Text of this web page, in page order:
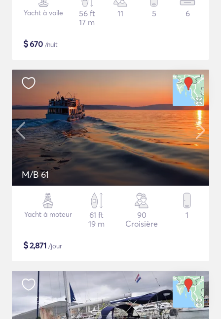
Yacht à voile
56 ft
17 m
11 5 6
$670 /nuit
M/B 61
Yacht à moteur
61 ft
19 m
90
Croisière
1
$2,871 /jour